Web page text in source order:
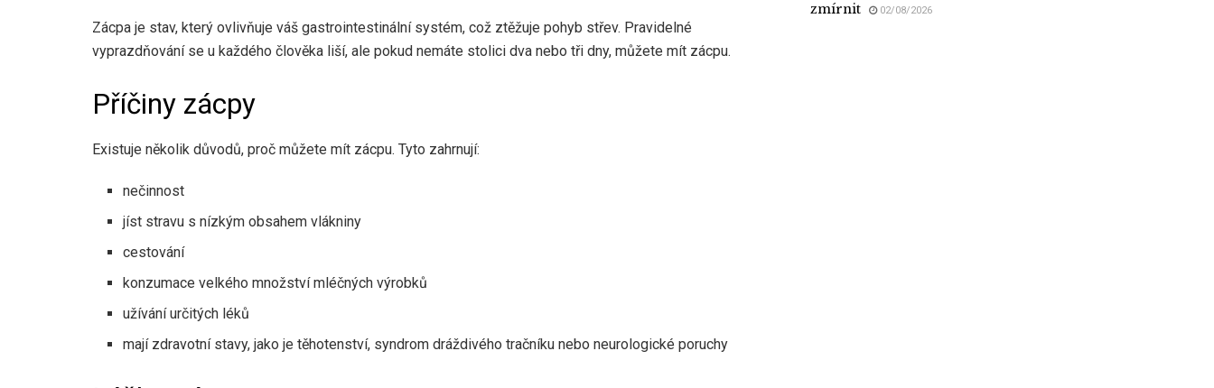
Zácpa je stav, který ovlivňuje váš gastrointestinální systém, což ztěžuje pohyb střev. Pravidelné
vyprazdňování se u každého člověka liší, ale pokud nemáte stolici dva nebo tři dny, můžete mít zácpu.
Příčiny zácpy
Existuje několik důvodů, proč můžete mít zácpu. Tyto zahrnují:
nečinnost
jíst stravu s nízkým obsahem vlákniny
cestování
konzumace velkého množství mléčných výrobků
užívání určitých léků
mají zdravotní stavy, jako je těhotenství, syndrom dráždivého tračníku nebo neurologické poruchy
zmírnit
02/08/2026